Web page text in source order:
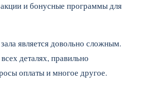
и бонусные программы для
является довольно сложным.
деталях, правильно
оплаты и многое другое.